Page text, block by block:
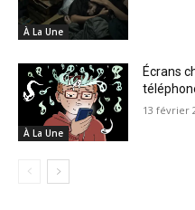
À La Une
À La Une
Écrans
13 février